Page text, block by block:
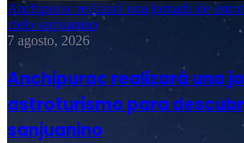
Anchipurac realizará una jornada de
cielo sanjuanino
7 agosto, 2026
Anchipurac realizará una
astroturismo para
sanjuanino